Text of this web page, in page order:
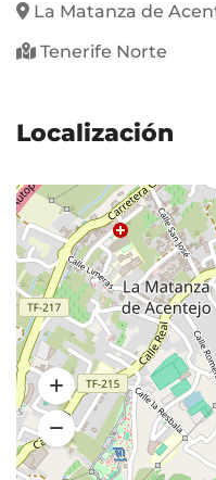
La Matanza de
Tenerife Norte
Localización